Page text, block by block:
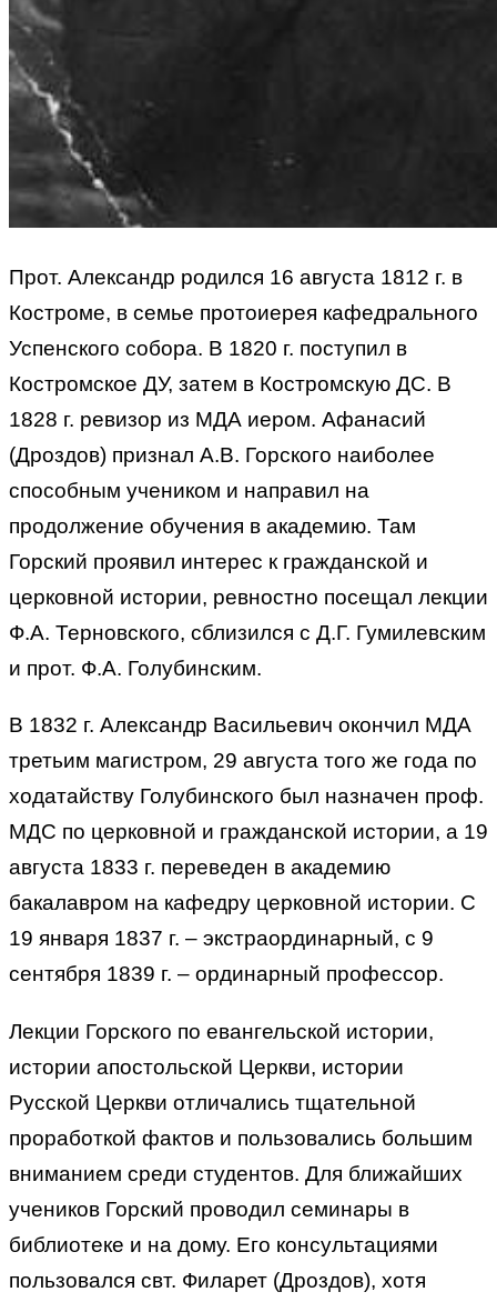
Прот. Александр родился 16 августа 1812 г. в
Костроме, в семье протоиерея кафедрального
Успенского собора. В 1820 г. поступил в
Костромское ДУ, затем в Костромскую ДС. В
1828 г. ревизор из МДА иером. Афанасий
(Дроздов) признал А.В. Горского наиболее
способным учеником и направил на
продолжение обучения в академию. Там
Горский проявил интерес к гражданской и
церковной истории, ревностно посещал лекции
Ф.А. Терновского, сблизился с Д.Г. Гумилевским
и прот. Ф.А. Голубинским.
В 1832 г. Александр Васильевич окончил МДА
третьим магистром, 29 августа того же года по
ходатайству Голубинского был назначен проф.
МДС по церковной и гражданской истории, а 19
августа 1833 г. переведен в академию
бакалавром на кафедру церковной истории. С
19 января 1837 г. – экстраординарный, с 9
сентября 1839 г. – ординарный профессор.
Лекции Горского по евангельской истории,
истории апостольской Церкви, истории
Русской Церкви отличались тщательной
проработкой фактов и пользовались большим
вниманием среди студентов. Для ближайших
учеников Горский проводил семинары в
библиотеке и на дому. Его консультациями
пользовался свт. Филарет (Дроздов), хотя